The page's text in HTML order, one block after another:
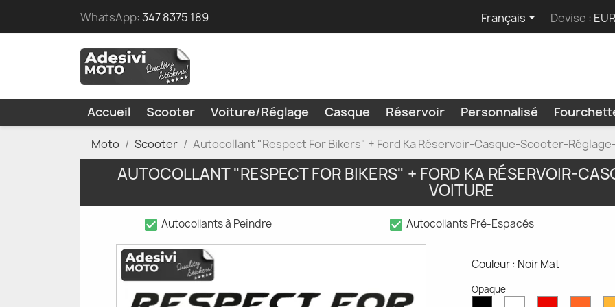
WhatsApp:347 8375 189 Français Devise :
Accueil Scooter Voiture/Réglage Casque Réservoir Personnalisé
Moto Scooter Autocollant "Respect For Bikers" + Ford Ka Réservoir-Casque-Scooter-
AUTOCOLLANT "RESPECT FOR BIKERS" + FORD KA RÉSERVOIR-
VOITURE
check_box Autocollants à Peindre check_box Autocollants Pré-Espacés
Couleur : Noir Mat
Opaque